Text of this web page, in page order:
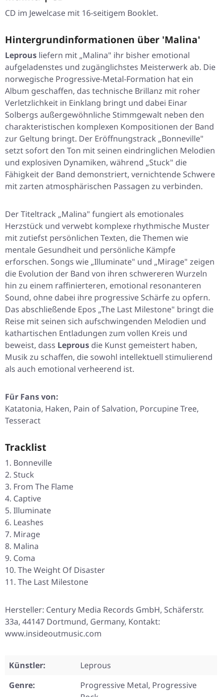
CD im Jewelcase mit 16-seitigem Booklet.
Hintergrundinformationen über 'Malina'
Leprous liefern mit „Malina" ihr bisher emotional
aufgeladenstes und zugänglichstes Meisterwerk ab. Die
norwegische Progressive-Metal-Formation hat ein
Album geschaffen, das technische Brillanz mit roher
Verletzlichkeit in Einklang bringt und dabei Einar
Solbergs außergewöhnliche Stimmgewalt neben den
charakteristischen komplexen Kompositionen der Band
zur Geltung bringt. Der Eröffnungstrack „Bonneville"
setzt sofort den Ton mit seinen eindringlichen Melodien
und explosiven Dynamiken, während „Stuck" die
Fähigkeit der Band demonstriert, vernichtende Schwere
mit zarten atmosphärischen Passagen zu verbinden.
Der Titeltrack „Malina" fungiert als emotionales
Herzstück und verwebt komplexe rhythmische Muster
mit zutiefst persönlichen Texten, die Themen wie
mentale Gesundheit und persönliche Kämpfe
erforschen. Songs wie „Illuminate" und „Mirage" zeigen
die Evolution der Band von ihren schwereren Wurzeln
hin zu einem raffinierteren, emotional resonanteren
Sound, ohne dabei ihre progressive Schärfe zu opfern.
Das abschließende Epos „The Last Milestone" bringt die
Reise mit seinen sich aufschwingenden Melodien und
kathartischen Entladungen zum vollen Kreis und
beweist, dass Leprous die Kunst gemeistert haben,
Musik zu schaffen, die sowohl intellektuell stimulierend
als auch emotional verheerend ist.
Für Fans von:
Katatonia, Haken, Pain of Salvation, Porcupine Tree,
Tesseract
Tracklist
Bonneville
Stuck
From The Flame
Captive
Illuminate
Leashes
Mirage
Malina
Coma
The Weight Of Disaster
The Last Milestone
Hersteller: Century Media Records GmbH, Schäferstr.
33a, 44147 Dortmund, Germany, Kontakt:
www.insideoutmusic.com
Künstler:
Leprous
Genre:
Progressive Metal, Progressive